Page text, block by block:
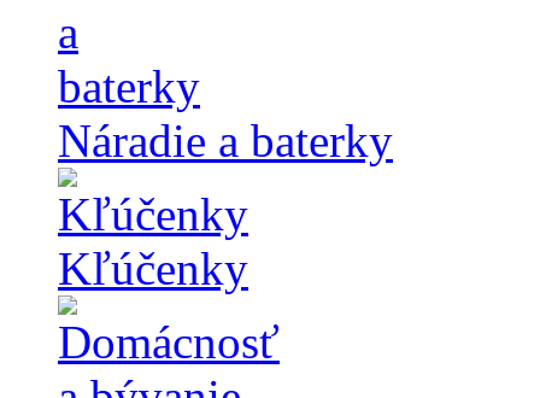
Náradie a baterky
Kľúčenky